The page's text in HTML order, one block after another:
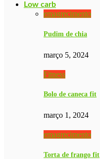
Low carb
emagrecimento
Pudim de chia
março 5, 2024
Fitness
Bolo de caneca fit
março 1, 2024
emagrecimento
Torta de frango fit